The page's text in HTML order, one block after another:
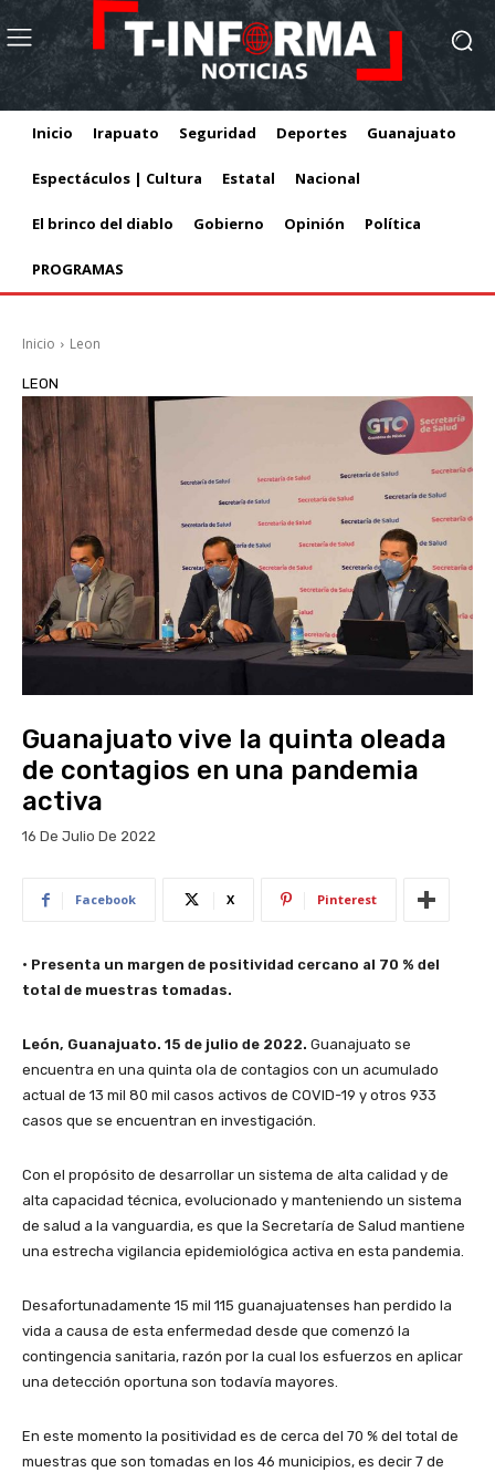
Inicio Irapuato Seguridad Deportes Guanajuato
Espectáculos | Cultura Estatal Nacional
El brinco del diablo Gobierno Opinión Política
PROGRAMAS
Inicio Leon
LEON
Guanajuato vive la quinta oleada
de contagios en una pandemia
activa
16 De Julio De 2022
Facebook X Pinterest
• Presenta un margen de positividad cercano al 70 % del
total de muestras tomadas.
León, Guanajuato. 15 de julio de 2022. Guanajuato se
encuentra en una quinta ola de contagios con un acumulado
actual de 13 mil 80 mil casos activos de COVID-19 y otros 933
casos que se encuentran en investigación.
Con el propósito de desarrollar un sistema de alta calidad y de
alta capacidad técnica, evolucionado y manteniendo un sistema
de salud a la vanguardia, es que la Secretaría de Salud mantiene
una estrecha vigilancia epidemiológica activa en esta pandemia.
Desafortunadamente 15 mil 115 guanajuatenses han perdido la
vida a causa de esta enfermedad desde que comenzó la
contingencia sanitaria, razón por la cual los esfuerzos en aplicar
una detección oportuna son todavía mayores.
En este momento la positividad es de cerca del 70 % del total de
muestras que son tomadas en los 46 municipios, es decir 7 de